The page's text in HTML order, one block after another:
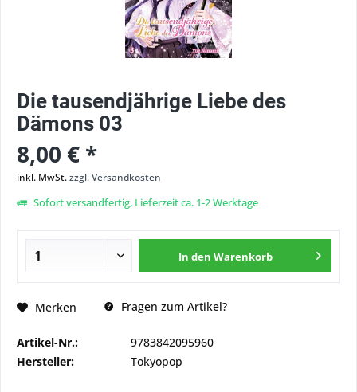
Die tausendjährige Liebe des
Dämons 03
8,00 € *
inkl. MwSt.zzgl. Versandkosten
Sofort versandfertig, Lieferzeit ca. 1-2 Werktage
In den Warenkorb
Merken Fragen zum Artikel?
Artikel-Nr.:
9783842095960
Hersteller:
Tokyopop